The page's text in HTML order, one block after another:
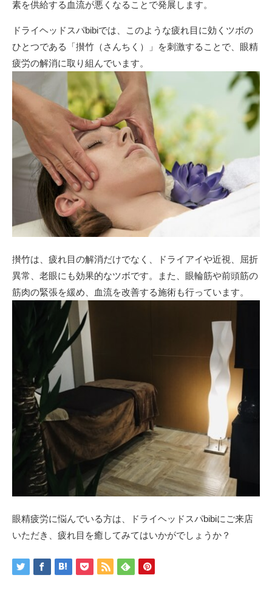
素を供給する血流が悪くなることで発展します。
ドライヘッドスパbibiでは、このような疲れ目に効くツボの
ひとつである「攅竹（さんちく）」を刺激することで、眼精
疲労の解消に取り組んでいます。
攅竹は、疲れ目の解消だけでなく、ドライアイや近視、屈折
異常、老眼にも効果的なツボです。また、眼輪筋や前頭筋の
筋肉の緊張を緩め、血流を改善する施術も行っています。
眼精疲労に悩んでいる方は、ドライヘッドスパbibiにご来店
いただき、疲れ目を癒してみてはいかがでしょうか？